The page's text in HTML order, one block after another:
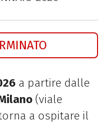
a partire dalle
(viale
a ospitare il